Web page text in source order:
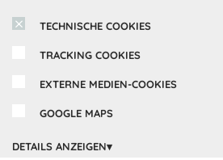
TECHNISCHE COOKIES
TRACKING COOKIES
EXTERNE MEDIEN-COOKIES
GOOGLE MAPS
DETAILS ANZEIGEN
Inspirationen
Über Cocooning24